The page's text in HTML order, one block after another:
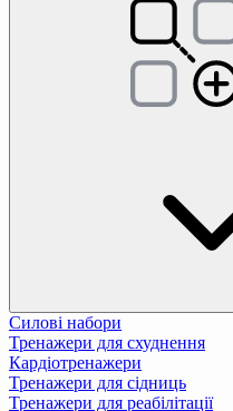
Силові набори
Тренажери для схуднення
Кардіотренажери
Тренажери для сідниць
Тренажери для реабілітації